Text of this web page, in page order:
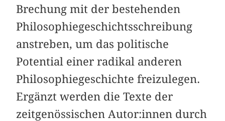
Brechung mit der bestehenden
Philosophiegeschichtsschreibung
anstreben, um das politische
Potential einer radikal anderen
Philosophiegeschichte freizulegen.
Ergänzt werden die Texte der
zeitgenössischen Autor:innen durch